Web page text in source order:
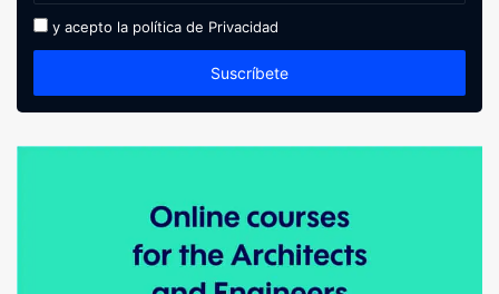
y acepto la política de Privacidad